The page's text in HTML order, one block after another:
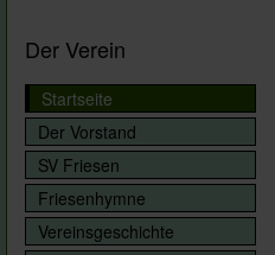
Der Verein
Startseite
Der Vorstand
SV Friesen
Friesenhymne
Vereinsgeschichte